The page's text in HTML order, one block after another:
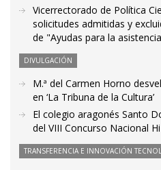
Vicerrectorado de Política
solicitudes admitidas y
de "Ayudas para la
DIVULGACIÓN
M.ª del Carmen Horno
en ‘La Tribuna de la Cultura’
El colegio aragonés Santo
del VIII Concurso Nacional
TRANSFERENCIA E INNOVACIÓN